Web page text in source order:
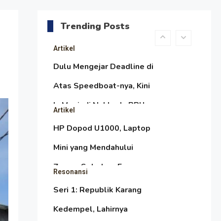
Trending Posts
Melambai, Upaya
Ronggeng Paser Melawan
Arus Zaman Popular
Artikel
Dulu Mengejar Deadline di
Atas Speedboat-nya, Kini
Ia Menjadi Nakhoda PPU
Artikel
HP Dopod U1000, Laptop
Mini yang Mendahului
Zaman Sebelum Era
iPhone dan Smartphone
Resonansi
Seri 1: Republik Karang
Kedempel, Lahirnya